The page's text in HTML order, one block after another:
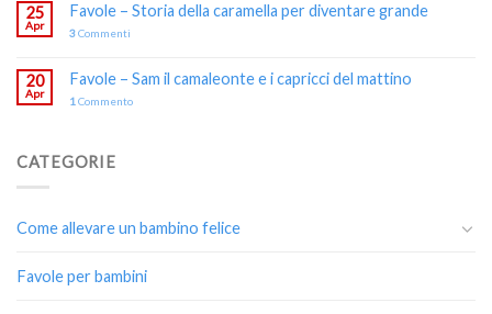
25
Apr
Favole – Storia della caramella per diventare grande
3Commenti
20
Apr
Favole – Sam il camaleonte e i capricci del mattino
1 Commento
CATEGORIE
Come allevare un bambino felice
Favole per bambini